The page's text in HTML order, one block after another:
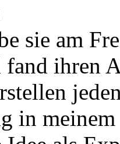
sie am
fand ihren
in